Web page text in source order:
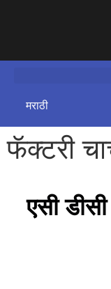
फॅक्टरी
एसी